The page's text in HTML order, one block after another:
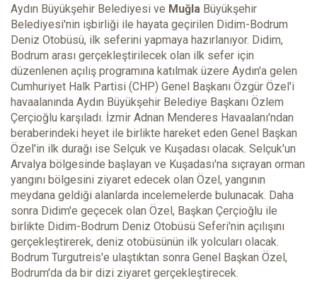
Aydın Büyükşehir Belediyesi ve Muğla Büyükşehir
Belediyesi'nin işbirliği ile hayata geçirilen Didim-Bodrum
Deniz Otobüsü, ilk seferini yapmaya hazırlanıyor. Didim,
Bodrum arası gerçekleştirilecek olan ilk sefer için
düzenlenen açılış programına katılmak üzere Aydın'a gelen
Cumhuriyet Halk Partisi (CHP) Genel Başkanı Özgür Özel'i
havaalanında Aydın Büyükşehir Belediye Başkanı Özlem
Çerçioğlu karşıladı. İzmir Adnan Menderes Havaalanı'ndan
beraberindeki heyet ile birlikte hareket eden Genel Başkan
Özel'in ilk durağı ise Selçuk ve Kuşadası olacak. Selçuk'un
Arvalya bölgesinde başlayan ve Kuşadası'na sıçrayan orman
yangını bölgesini ziyaret edecek olan Özel, yangının
meydana geldiği alanlarda incelemelerde bulunacak. Daha
sonra Didim'e geçecek olan Özel, Başkan Çerçioğlu ile
birlikte Didim-Bodrum Deniz Otobüsü Seferi'nin açılışını
gerçekleştirerek, deniz otobüsünün ilk yolcuları olacak.
Bodrum Turgutreis'e ulaştıktan sonra Genel Başkan Özel,
Bodrum'da da bir dizi ziyaret gerçekleştirecek.